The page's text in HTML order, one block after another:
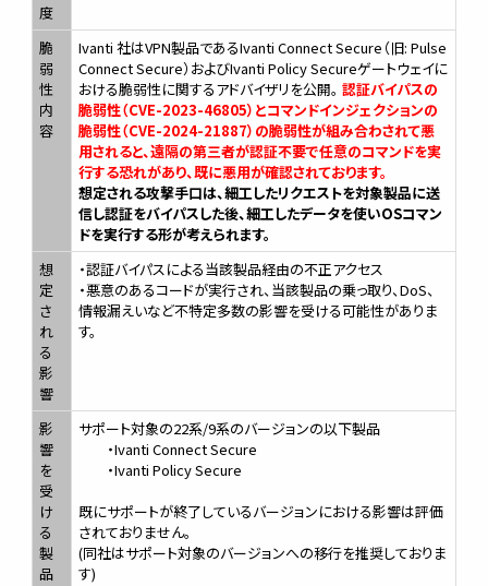
度
脆
弱
性
内
容
Ivanti 社はVPN製品であるIvanti Connect Secure（旧: Pulse
Connect Secure）およびIvanti Policy Secureゲートウェイに
おける脆弱性に関するアドバイザリを公開。 認証バイパスの
脆弱性（CVE-2023-46805）とコマンドインジェクションの
脆弱性（CVE-2024-21887）の脆弱性が組み合わされて悪
用されると、遠隔の第三者が認証不要で任意のコマンドを実
行する恐れがあり、既に悪用が確認されております。
想定される攻撃手口は、細工したリクエストを対象製品に送
信し認証をバイパスした後、細工したデータを使いOSコマン
ドを実行する形が考えられます。
想
定
さ
れ
る
影
響
・認証バイパスによる当該製品経由の不正アクセス
・悪意のあるコードが実行され、当該製品の乗っ取り、DoS、
情報漏えいなど不特定多数の影響を受ける可能性がありま
す。
影
響
を
受
け
る
製
品
サポート対象の22系/9系のバージョンの以下製品
・Ivanti Connect Secure
・Ivanti Policy Secure
既にサポートが終了しているバージョンにおける影響は評価
されておりません。
(同社はサポート対象のバージョンへの移行を推奨しておりま
す)